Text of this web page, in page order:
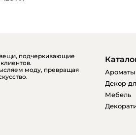
подчеркивающие
моду, превращая
Декор
Мебель